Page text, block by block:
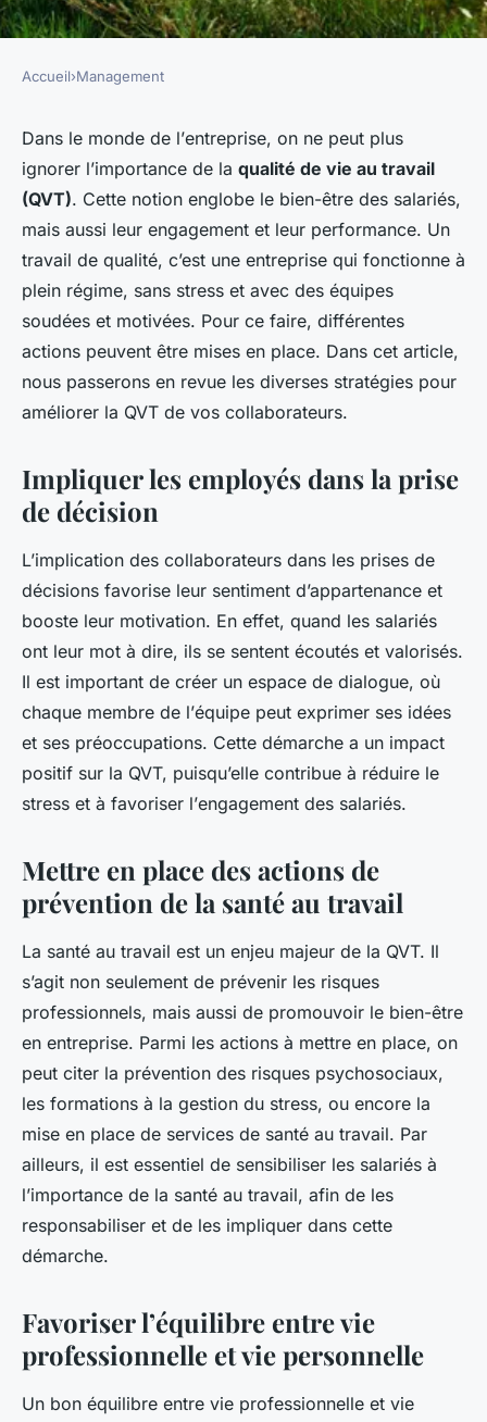
MANAGEMENT
les stratégies pour améliorer
la qualité de vie au travail de
vos collaborateurs
felicien •6 novembre 2023•5 min de lecture
Accueil›Management
Dans le monde de l’entreprise, on ne peut plus
ignorer l’importance de la qualité de vie au travail
(QVT). Cette notion englobe le bien-être des salariés,
mais aussi leur engagement et leur performance. Un
travail de qualité, c’est une entreprise qui fonctionne à
plein régime, sans stress et avec des équipes
soudées et motivées. Pour ce faire, différentes
actions peuvent être mises en place. Dans cet article,
nous passerons en revue les diverses stratégies pour
améliorer la QVT de vos collaborateurs.
Impliquer les employés dans la prise
de décision
L’implication des collaborateurs dans les prises de
décisions favorise leur sentiment d’appartenance et
booste leur motivation. En effet, quand les salariés
ont leur mot à dire, ils se sentent écoutés et valorisés.
Il est important de créer un espace de dialogue, où
chaque membre de l’équipe peut exprimer ses idées
et ses préoccupations. Cette démarche a un impact
positif sur la QVT, puisqu’elle contribue à réduire le
stress et à favoriser l’engagement des salariés.
Mettre en place des actions de
prévention de la santé au travail
La santé au travail est un enjeu majeur de la QVT. Il
s’agit non seulement de prévenir les risques
professionnels, mais aussi de promouvoir le bien-être
en entreprise. Parmi les actions à mettre en place, on
peut citer la prévention des risques psychosociaux,
les formations à la gestion du stress, ou encore la
mise en place de services de santé au travail. Par
ailleurs, il est essentiel de sensibiliser les salariés à
l’importance de la santé au travail, afin de les
responsabiliser et de les impliquer dans cette
démarche.
Favoriser l’équilibre entre vie
professionnelle et vie personnelle
Un bon équilibre entre vie professionnelle et vie